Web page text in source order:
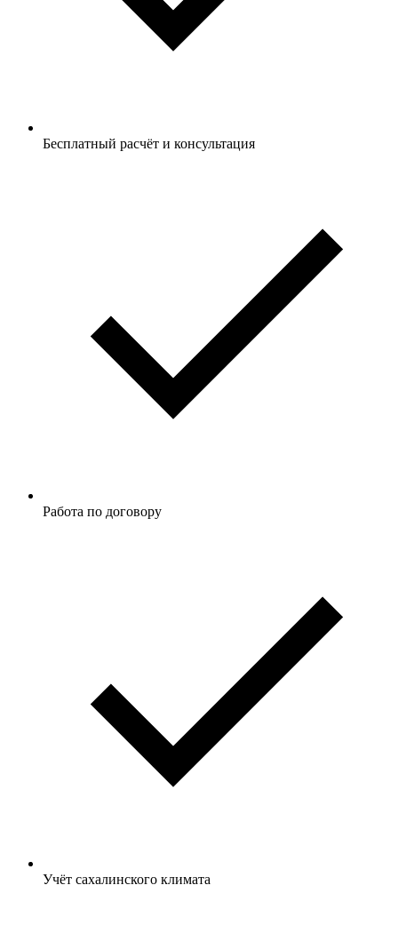
Бесплатный расчёт и консультация
Работа по договору
Учёт сахалинского климата